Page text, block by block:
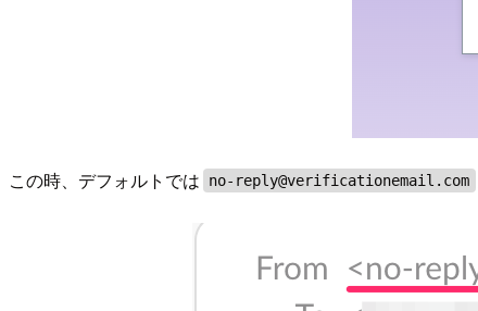
この時、デフォルトでは no-reply@verificationemail.com